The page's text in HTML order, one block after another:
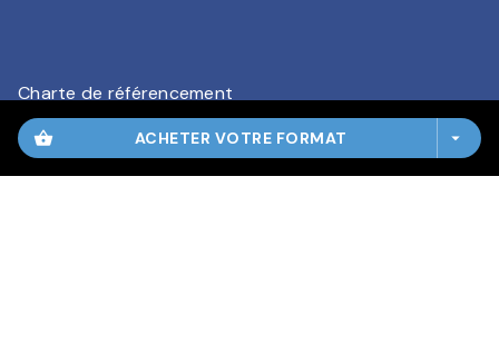
shopping_basket ACHETER VOTRE FORMAT arrow_drop_down
Charte de référencement
CGU
Charte des Données Personnelles